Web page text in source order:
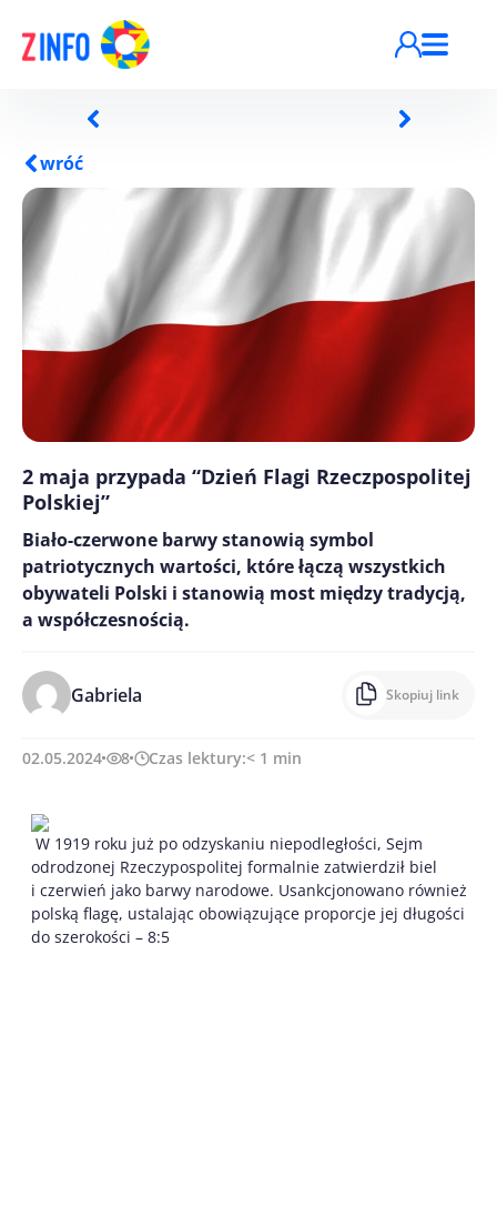
wróć
2 maja przypada “Dzień Flagi Rzeczpospolitej
Polskiej”
Biało-czerwone barwy stanowią symbol
patriotycznych wartości, które łączą wszystkich
obywateli Polski i stanowią most między tradycją,
a współczesnością.
Gabriela Skopiuj link
02.05.2024 8 Czas lektury:< 1 min
W 1919 roku już po odzyskaniu niepodległości, Sejm
odrodzonej Rzeczypospolitej formalnie zatwierdził biel
i czerwień jako barwy narodowe. Usankcjonowano również
polską flagę, ustalając obowiązujące proporcje jej długości
do szerokości – 8:5